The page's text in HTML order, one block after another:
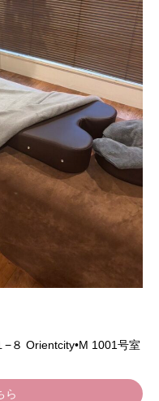
８ Orientcity•M 1001号室
ら